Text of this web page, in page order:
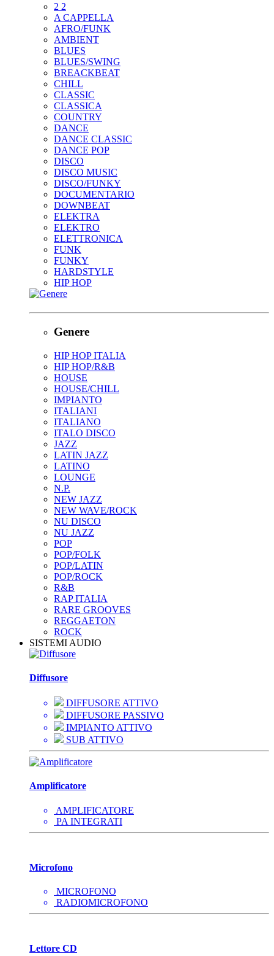
2 2
A CAPPELLA
AFRO/FUNK
AMBIENT
BLUES
BLUES/SWING
BREACKBEAT
CHILL
CLASSIC
CLASSICA
COUNTRY
DANCE
DANCE CLASSIC
DANCE POP
DISCO
DISCO MUSIC
DISCO/FUNKY
DOCUMENTARIO
DOWNBEAT
ELEKTRA
ELEKTRO
ELETTRONICA
FUNK
FUNKY
HARDSTYLE
HIP HOP
Genere
HIP HOP ITALIA
HIP HOP/R&B
HOUSE
HOUSE/CHILL
IMPIANTO
ITALIANI
ITALIANO
ITALO DISCO
JAZZ
LATIN JAZZ
LATINO
LOUNGE
N.P.
NEW JAZZ
NEW WAVE/ROCK
NU DISCO
NU JAZZ
POP
POP/FOLK
POP/LATIN
POP/ROCK
R&B
RAP ITALIA
RARE GROOVES
REGGAETON
ROCK
SISTEMI AUDIO
Diffusore
DIFFUSORE ATTIVO
DIFFUSORE PASSIVO
IMPIANTO ATTIVO
SUB ATTIVO
Amplificatore
AMPLIFICATORE
PA INTEGRATI
Microfono
MICROFONO
RADIOMICROFONO
Lettore CD